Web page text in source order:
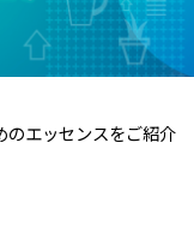
のエッセンスをご紹介